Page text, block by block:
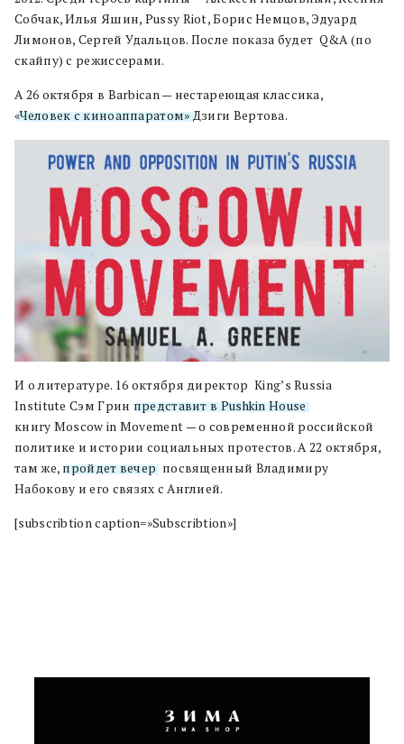
Собчак, Илья Яшин, Pussy Riot, Борис Немцов, Эдуард
Лимонов, Сергей Удальцов. После показа будет Q&A (по
скайпу) с режиссерами.
А 26 октября в Barbican — нестареющая классика,
«Человек с киноаппаратом»Дзиги Вертова.
И о литературе. 16 октября директор King’s Russia
Institute Сэм Грин представит в Pushkin House
книгу Moscow in Movement — о современной российской
политике и истории социальных протестов. А 22 октября,
там же, пройдет вечер, посвященный Владимиру
Набокову и его связях с Англией.
[subscribtion caption=»Subscribtion»]